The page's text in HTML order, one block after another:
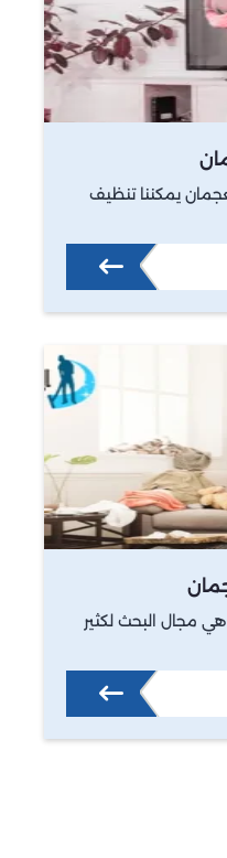
يمكننا تنظيف
مجال البحث لكثير